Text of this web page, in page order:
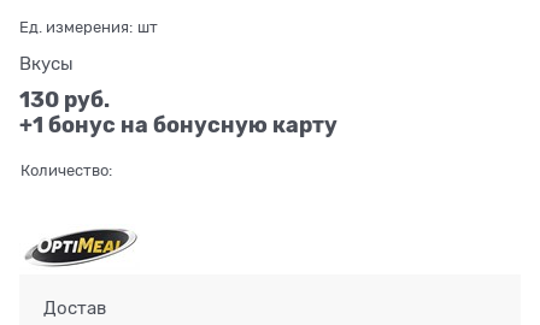
Ед. измерения: шт
Вкусы
130 руб.
+1 бонус на бонусную карту
Количество:
Достав